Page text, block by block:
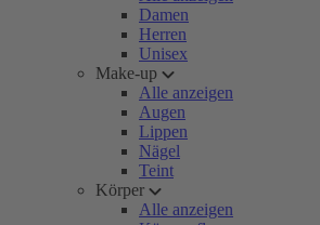
Damen
Herren
Unisex
Make-up
Alle anzeigen
Augen
Lippen
Nägel
Teint
Körper
Alle anzeigen